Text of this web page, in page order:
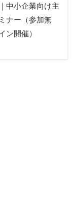
中小企業向け主
ナー（参加無
ン開催）